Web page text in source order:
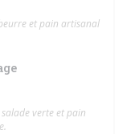
et pain artisanal
verte et pain